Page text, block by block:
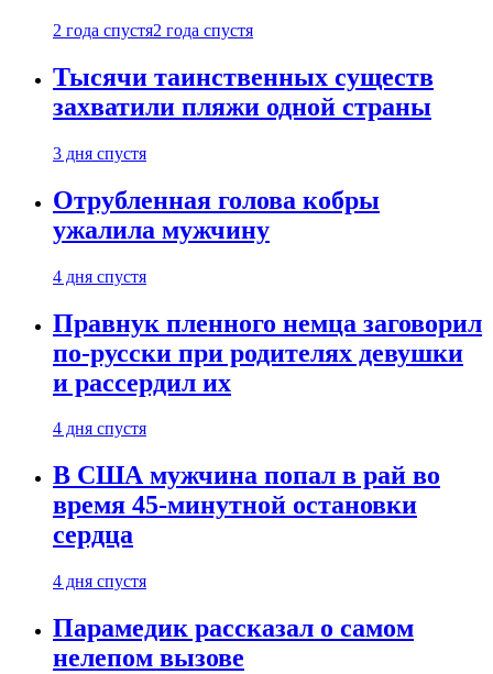
2 года спустя2 года спустя
Тысячи таинственных существ
захватили пляжи одной страны
3 дня спустя
Отрубленная голова кобры
ужалила мужчину
4 дня спустя
Правнук пленного немца заговорил
по-русски при родителях девушки
и рассердил их
4 дня спустя
В США мужчина попал в рай во
время 45-минутной остановки
сердца
4 дня спустя
Парамедик рассказал о самом
нелепом вызове